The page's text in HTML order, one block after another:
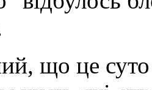
що це суто